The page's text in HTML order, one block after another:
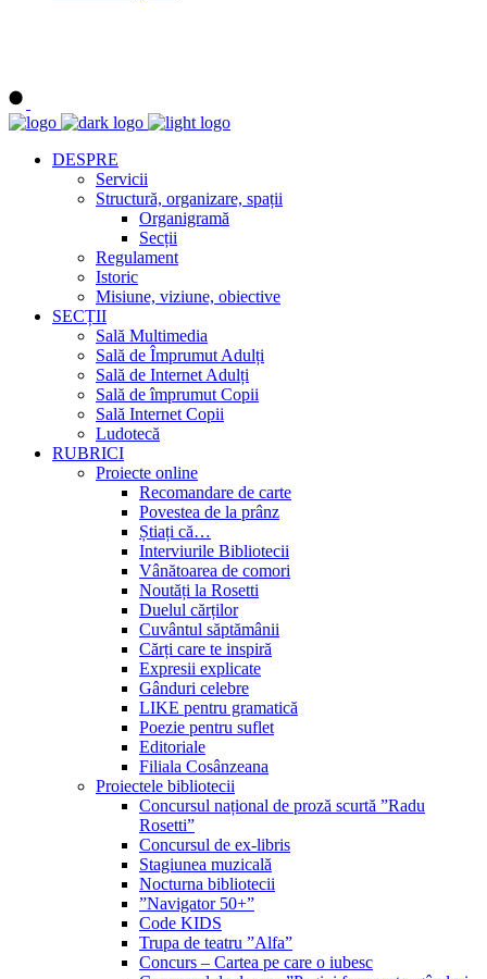
DESPRE
Servicii
Structură, organizare, spații
Organigramă
Secții
Regulament
Istoric
Misiune, viziune, obiective
SECȚII
Sală Multimedia
Sală de Împrumut Adulți
Sală de Internet Adulți
Sală de împrumut Copii
Sală Internet Copii
Ludotecă
RUBRICI
Proiecte online
Recomandare de carte
Povestea de la prânz
Știați că…
Interviurile Bibliotecii
Vânătoarea de comori
Noutăți la Rosetti
Duelul cărților
Cuvântul săptămânii
Cărți care te inspiră
Expresii explicate
Gânduri celebre
LIKE pentru gramatică
Poezie pentru suflet
Editoriale
Filiala Cosânzeana
Proiectele bibliotecii
Concursul național de proză scurtă ”Radu
Rosetti”
Concursul de ex-libris
Stagiunea muzicală
Nocturna bibliotecii
”Navigator 50+”
Code KIDS
Trupa de teatru ”Alfa”
Concurs – Cartea pe care o iubesc